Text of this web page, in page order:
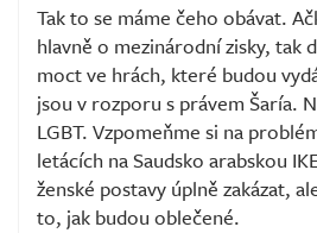
Tak to se máme čeho obávat.
hlavně o mezinárodní zisky, tak
moct ve hrách, které budou
jsou v rozporu s právem Šaría.
LGBT. Vzpomeňme si na
letácích na Saudsko arabskou
ženské postavy úplně zakázat,
to, jak budou oblečené.